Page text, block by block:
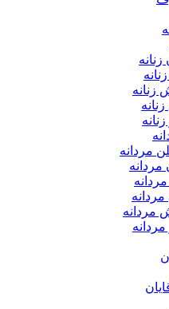
زنانه
مردانه
مردانه
مردانه